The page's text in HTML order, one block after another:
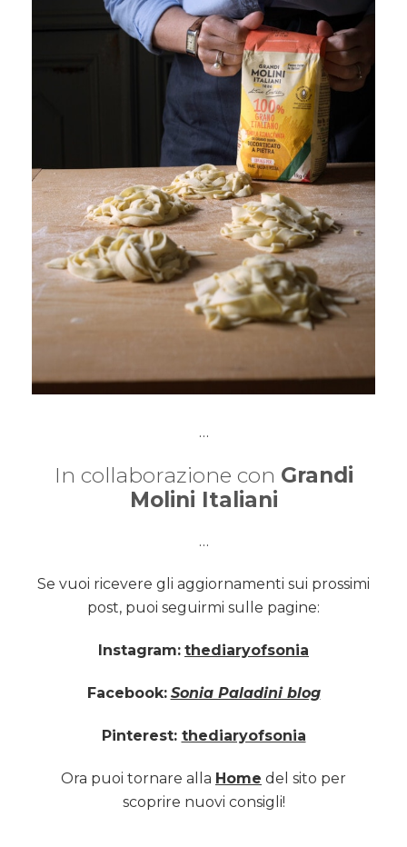
…
In collaborazione con Grandi
Molini Italiani
…
Se vuoi ricevere gli aggiornamenti sui prossimi
post, puoi seguirmi sulle pagine:
Instagram: thediaryofsonia
Facebook: Sonia Paladini blog
Pinterest: thediaryofsonia
Ora puoi tornare alla Home del sito per
scoprire nuovi consigli!